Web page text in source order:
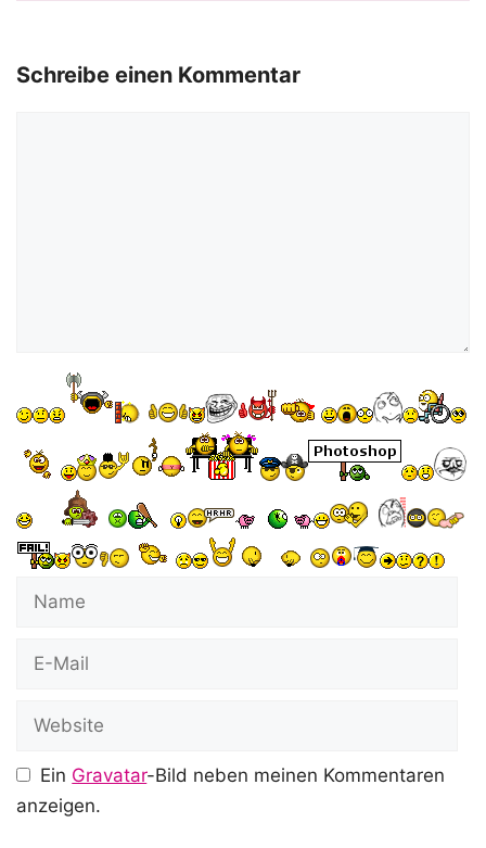
Schreibe einen Kommentar
Mail
Ein Gravatar-Bild neben meinen Kommentaren
anzeigen.